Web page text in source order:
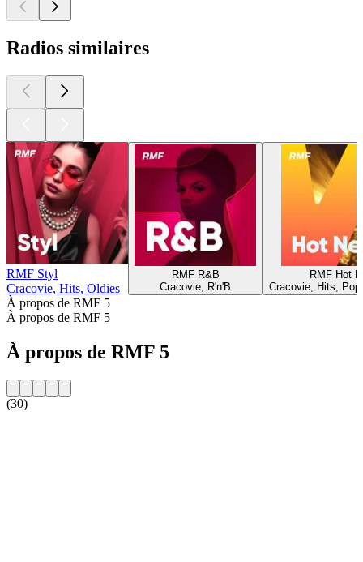
Radios similaires
RMF Styl
Cracovie, Hits, Oldies
RMF R&B
Cracovie, R'n'B
RMF Hot
Cracovie, Hits,
À propos de RMF 5
À propos de RMF 5
À propos de RMF 5
(30)